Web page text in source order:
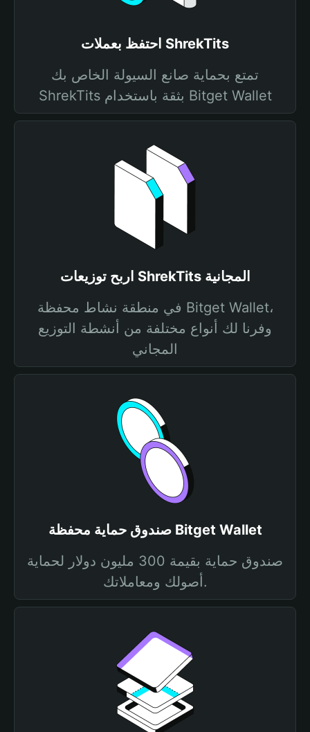
احتفظ بعملات ShrekTits
تمتع بحماية صانع السيولة الخاص بك
ShrekTits بثقة باستخدام Bitget Wallet
اربح توزيعات ShrekTits المجانية
في منطقة نشاط محفظة Bitget Wallet،
وفرنا لك أنواع مختلفة من أنشطة التوزيع
المجاني
صندوق حماية محفظة Bitget Wallet
صندوق حماية بقيمة 300 مليون دولار لحماية
أصولك ومعاملاتك.